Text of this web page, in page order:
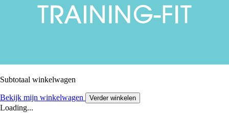
Subtotaal winkelwagen
Bekijk mijn winkelwagen Verder winkelen
Loading...